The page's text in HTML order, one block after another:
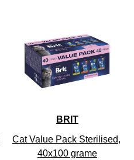
37
BRIT
Cat Value Pack Sterilised,
40x100 grame